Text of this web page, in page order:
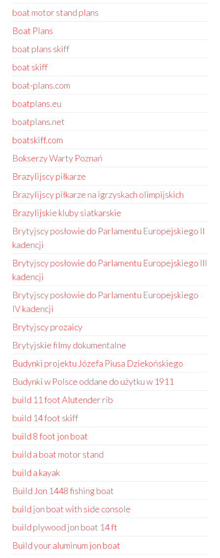
boat motor stand plans
Boat Plans
boat plans skiff
boat skiff
boat-plans.com
boatplans.eu
boatplans.net
boatskiff.com
Bokserzy Warty Poznań
Brazylijscy piłkarze
Brazylijscy piłkarze na igrzyskach olimpijskich
Brazylijskie kluby siatkarskie
Brytyjscy posłowie do Parlamentu Europejskiego II
kadencji
Brytyjscy posłowie do Parlamentu Europejskiego III
kadencji
Brytyjscy posłowie do Parlamentu Europejskiego
IV kadencji
Brytyjscy prozaicy
Brytyjskie filmy dokumentalne
Budynki projektu Józefa Piusa Dziekońskiego
Budynki w Polsce oddane do użytku w 1911
build 11 foot Alutender rib
build 14 foot skiff
build 8 foot jon boat
build a boat motor stand
build a kayak
Build Jon 1448 fishing boat
build jon boat with side console
build plywood jon boat 14 ft
Build your aluminum jon boat